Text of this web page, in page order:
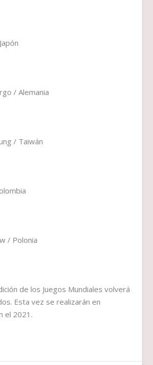
/ Alemania
/ Taiwán
/ Polonia
de los Juegos Mundiales volverá
Esta vez se realizarán en
el 2021.